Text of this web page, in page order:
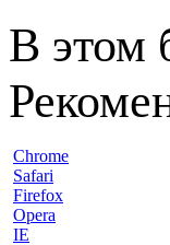
В этом
Chrome
Safari
Firefox
Opera
IE